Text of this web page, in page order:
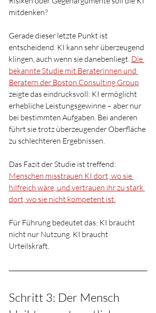
mitdenken?
Gerade dieser letzte Punkt ist
entscheidend. KI kann sehr überzeugend
klingen, auch wenn sie danebenliegt. Die
bekannte Studie mit Beraterinnen und
Beratern der Boston Consulting Group
zeigte das eindrucksvoll: KI ermöglicht
erhebliche Leistungsgewinne – aber nur
bei bestimmten Aufgaben. Bei anderen
führt sie trotz überzeugender Oberfläche
zu schlechteren Ergebnissen.
Das Fazit der Studie ist treffend:
Menschen misstrauen KI dort, wo sie
hilfreich wäre, und vertrauen ihr zu stark
dort, wo sie nicht kompetent ist.
Für Führung bedeutet das: KI braucht
nicht nur Nutzung. KI braucht
Urteilskraft.
Schritt 3: Der Mensch